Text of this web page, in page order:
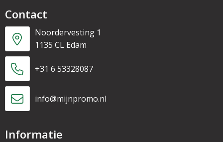
Contact
Noordervesting 1
1135 CL Edam
+31 6 53328087
info@mijnpromo.nl
Informatie